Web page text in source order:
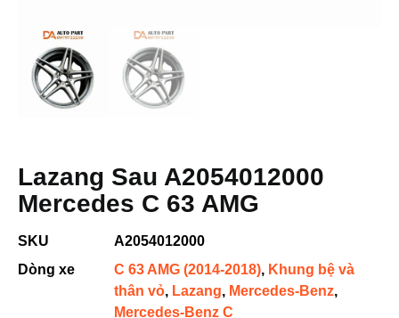
Lazang Sau A2054012000
Mercedes C 63 AMG
SKU
A2054012000
Dòng xe
C 63 AMG (2014-2018), Khung bệ và
thân vỏ, Lazang, Mercedes-Benz,
Mercedes-Benz C